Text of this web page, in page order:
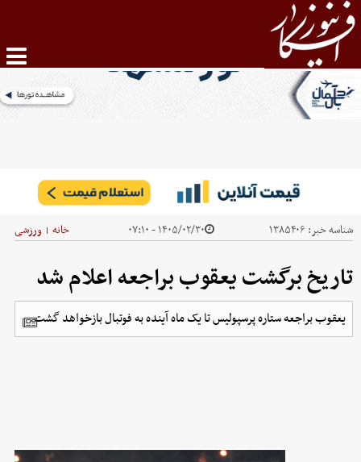
شناسه خبر: ۱۳۸۵۴۰۶ ۱۴۰۵/۰۲/۳۰ - ۰۷:۱۰ خانه | ورزشی
تاریخ برگشت یعقوب براجعه اعلام شد
یعقوب براجعه ستاره پرسپولیس تا یک ماه آینده به فوتبال بازخواهد گشت.